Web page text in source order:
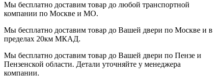
Мы бесплатно доставим товар до любой транспортной
компании по Москве и МО.
Мы бесплатно доставим товар до Вашей двери по Москве и в
пределах 20км МКАД.
Мы бесплатно доставим товар до Вашей двери по Пензе и
Пензенской области. Детали уточняйте у менеджера
компании.